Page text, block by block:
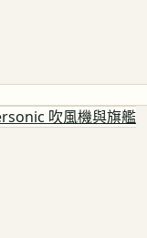
吹風機與旗艦